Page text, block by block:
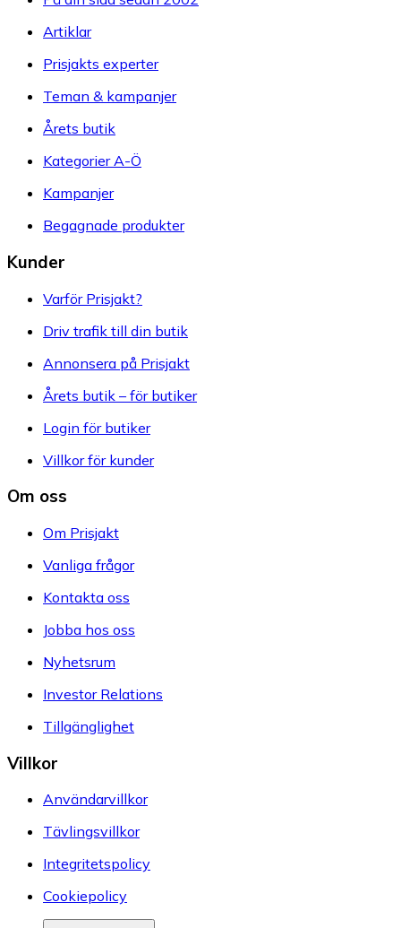
Artiklar
Prisjakts experter
Teman & kampanjer
Årets butik
Kategorier A-Ö
Kampanjer
Begagnade produkter
Kunder
Varför Prisjakt?
Driv trafik till din butik
Annonsera på Prisjakt
Årets butik – för butiker
Login för butiker
Villkor för kunder
Om oss
Om Prisjakt
Vanliga frågor
Kontakta oss
Jobba hos oss
Nyhetsrum
Investor Relations
Tillgänglighet
Villkor
Användarvillkor
Tävlingsvillkor
Integritetspolicy
Cookiepolicy